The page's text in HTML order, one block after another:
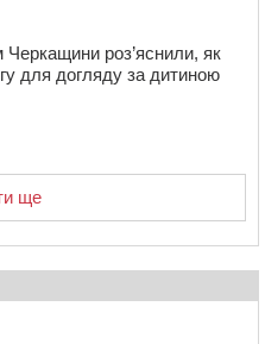
роз’яснили, як
для догляду за дитиною
ще